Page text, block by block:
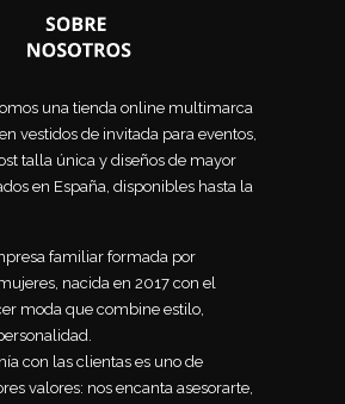
una tienda online multimarca
vestidos de invitada para eventos,
talla única y diseños de mayor
en España, disponibles hasta la
familiar formada por
nacida en 2017 con el
moda que combine estilo,
con las clientas es uno de
valores: nos encanta asesorarte,